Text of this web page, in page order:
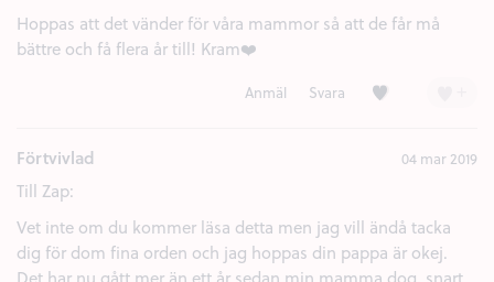
Hoppas att det vänder för våra mammor så att de får må
bättre och få flera år till! Kram❤️
Anmäl Svara Kärlek (1)
Förtvivlad 04 mar 2019
Till Zap:
Vet inte om du kommer läsa detta men jag vill ändå tacka
dig för dom fina orden och jag hoppas din pappa är okej.